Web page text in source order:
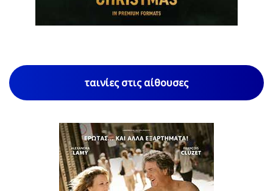
ταινίες στις αίθουσες